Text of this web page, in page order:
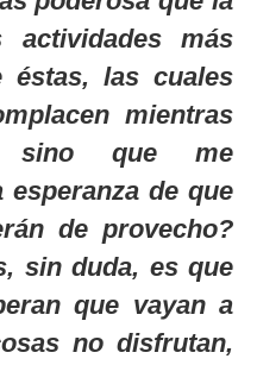
más
éstas, las cuales
mientras
sino que me
de que
de provecho?
sin duda, es que
que vayan a
no disfrutan,